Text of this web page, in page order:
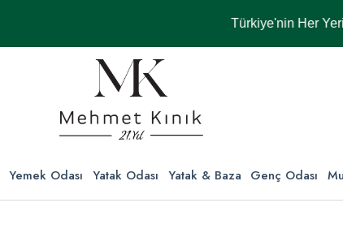
Türkiye'nin Her Yerine
Yemek Odası Yatak Odası Yatak & Baza Genç Odası